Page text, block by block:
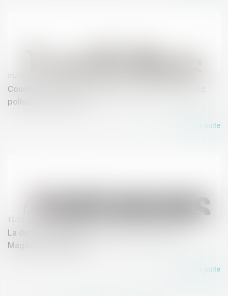
Couche d'ozone : la réapparition suspecte d'un gaz
polluant - Les Echos
23/05/2018
Lire la suite
La dette écologique de la France s’accentue -
Magazine Decideurs
15/05/2018
Lire la suite